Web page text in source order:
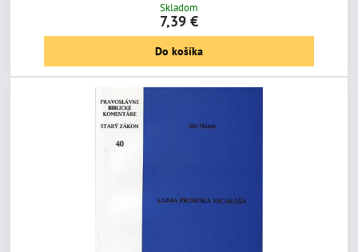
Skladom
7,39 €
Do košíka